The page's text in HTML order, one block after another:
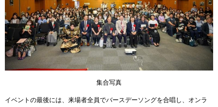
集合写真
イベントの最後には、来場者全員でバースデーソングを合唱し、オンラ